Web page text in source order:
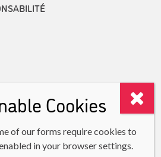
Cookies
of our forms require cookies to
in your browser settings.